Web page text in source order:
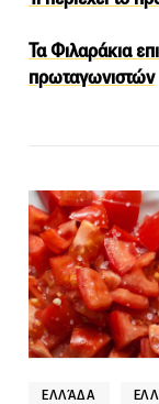
Τα Φιλαράκια
πρωταγωνιστών
ΕΛΛΆΔΑ